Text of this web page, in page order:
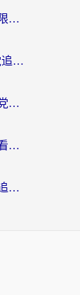
在海外听音乐用什么软件？别让地域限制断了你的华语歌单
芒果TV海外地区限制怎么办？海外党追剧看片的实用加速器选择指南
腾讯缓存的视频在国外能看吗？海外党追剧看片的终极解决方案
国外看不了咪咕直播吗？海外党追剧看片的加速器选择指南
国外能看中央电视台吗现在？海外党追剧看央视的实用指南